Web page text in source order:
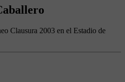
Clausura 2003 en el Estadio de